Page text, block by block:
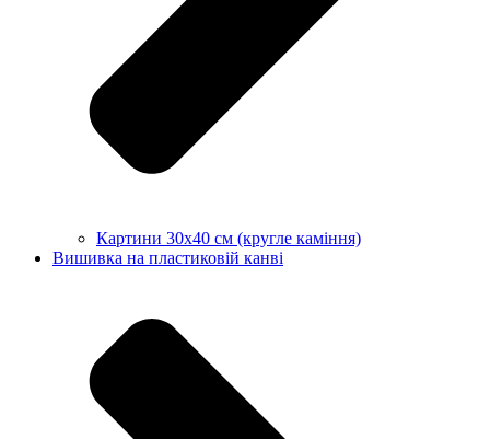
Картини 30х40 см (кругле каміння)
Вишивка на пластиковій канві